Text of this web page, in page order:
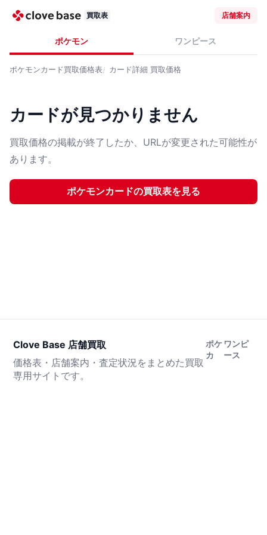
買取表 店舗案内
ポケモン ワンピース
ポケモンカード買取価格表 カード詳細 買取価格
カードが見つかりません
買取価格の掲載が終了したか、URLが変更された可能性が
あります。
ポケモンカードの買取表を見る
Clove Base 店舗買取
価格表・店舗案内・査定状況をまとめた買取
専用サイトです。
ポケ
カ
ワンピ
ース